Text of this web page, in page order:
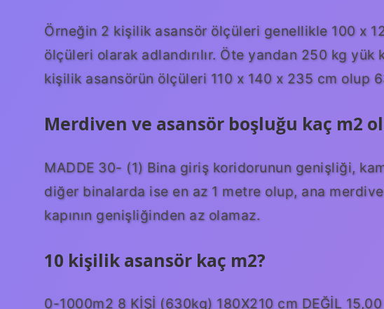
Örneğin 2 kişilik asansör ölçüleri genellikle 100 x
ölçüleri olarak adlandırılır. Öte yandan 250 kg
kişilik asansörün ölçüleri 110 x 140 x 235 cm olup
Merdiven ve asansör boşluğu kaç m2
MADDE 30- (1) Bina giriş koridorunun genişliği,
diğer binalarda ise en az 1 metre olup, ana
kapının genişliğinden az olamaz.
10 kişilik asansör kaç m2?
0-1000m2 8 KİŞİ (630kg) 180X210 cm DEĞİL